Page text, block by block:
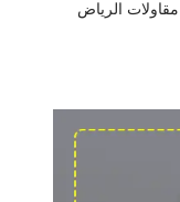
مقاولات الرياض